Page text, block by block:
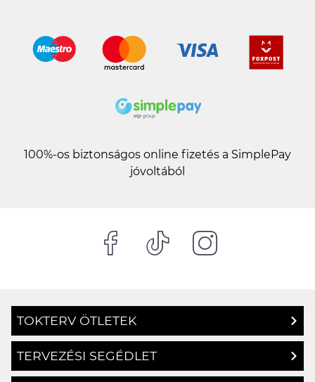
100%-os biztonságos online fizetés a SimplePay
jóvoltából
TOKTERV ÖTLETEK
TERVEZÉSI SEGÉDLET